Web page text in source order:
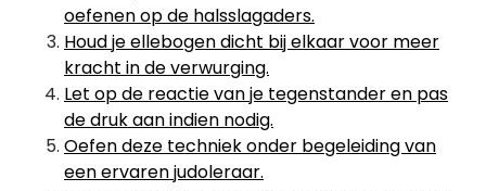
oefenen op de halsslagaders.
Houd je ellebogen dicht bij elkaar voor meer
kracht in de verwurging.
Let op de reactie van je tegenstander en pas
de druk aan indien nodig.
Oefen deze techniek onder begeleiding van
een ervaren judoleraar.